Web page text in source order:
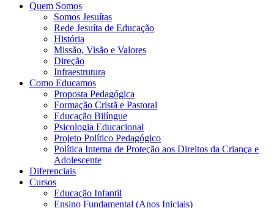
Quem Somos
Somos Jesuítas
Rede Jesuíta de Educação
História
Missão, Visão e Valores
Direção
Infraestrutura
Como Educamos
Proposta Pedagógica
Formação Cristã e Pastoral
Educação Bilíngue
Psicologia Educacional
Projeto Político Pedagógico
Política Interna de Proteção aos Direitos da Criança e
Adolescente
Diferenciais
Cursos
Educação Infantil
Ensino Fundamental (Anos Iniciais)